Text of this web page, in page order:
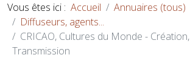
Vous êtes ici : Accueil
Annuaires (tous)
Diffuseurs, agents...
CRICAO, Cultures du Monde -
Transmission